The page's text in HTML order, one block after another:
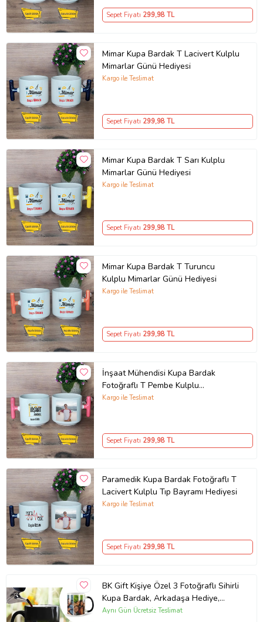
Sepet Fiyatı 299,98 TL
Mimar Kupa Bardak T Lacivert Kulplu
Mimarlar Günü Hediyesi
Kargo ile Teslimat
Sepet Fiyatı 299,98 TL
Mimar Kupa Bardak T Sarı Kulplu
Mimarlar Günü Hediyesi
Kargo ile Teslimat
Sepet Fiyatı 299,98 TL
Mimar Kupa Bardak T Turuncu
Kulplu Mimarlar Günü Hediyesi
Kargo ile Teslimat
Sepet Fiyatı 299,98 TL
İnşaat Mühendisi Kupa Bardak
Fotoğraflı T Pembe Kulplu
Mühendisler Günü Hediyesi
Kargo ile Teslimat
Sepet Fiyatı 299,98 TL
Paramedik Kupa Bardak Fotoğraflı T
Lacivert Kulplu Tıp Bayramı Hediyesi
Kargo ile Teslimat
Sepet Fiyatı 299,98 TL
BK Gift Kişiye Özel 3 Fotoğraflı Sihirli
Kupa Bardak, Arkadaşa Hediye,
Sevgiliye Hediye
Aynı Gün Ücretsiz Teslimat